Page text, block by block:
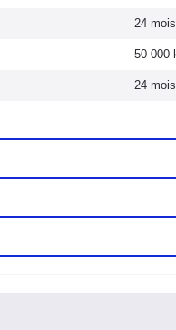
24
50 000
24 mois